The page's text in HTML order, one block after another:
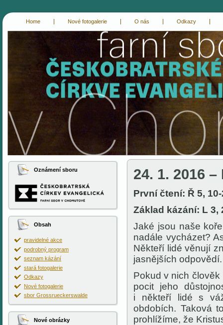
Home Nové fotogalerie O nás Odkazy
Oznámení sboru
Obsah
pravidelné akce
podrobný program
seznam kázání
stará fotogalerie
Odkazy
Nové fotogalerie
sbor Grossrueckerswalde
Nové obrázky
24. 1. 2016 –
První čtení: Ř 5,
Základ kázání: L 3,
Jaké jsou naše
nadále vycházet?
Někteří lidé věnují
jasnějších odpovědí.
Pokud v nich
pocit jeho
i někteří lidé s
obdobích. Taková
prohlížíme, že